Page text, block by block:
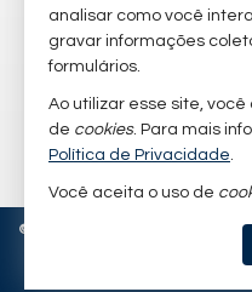
receba nosso
imóveis
mapa de imóveis
©
analisar como você
gravar informações
formulários.
Ao utilizar esse site,
de cookies. Para mais
Política de Privacidade.
Você aceita o uso de